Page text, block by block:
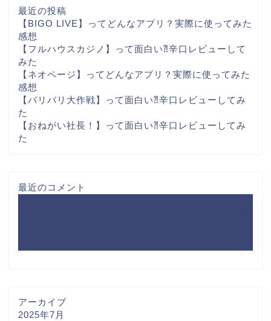
最近の投稿
【BIGO LIVE】ってどんなアプリ？実際に使ってみた
感想
【フルハウスカジノ】って面白い⁈辛口レビューして
みた
【ネオページ】ってどんなアプリ？実際に使ってみた
感想
【バリバリ大作戦】って面白い⁈辛口レビューしてみ
た
【おねがい社長！】って面白い⁈辛口レビューしてみ
た
最近のコメント
アーカイブ
2025年7月